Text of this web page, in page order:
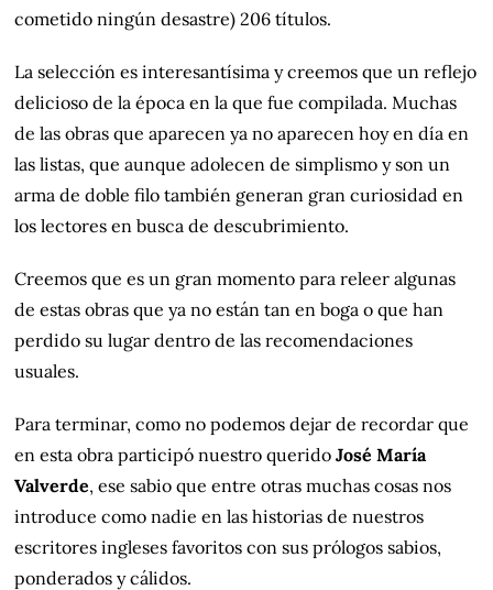
cometido ningún desastre) 206 títulos.
La selección es interesantísima y creemos que un reflejo
delicioso de la época en la que fue compilada. Muchas
de las obras que aparecen ya no aparecen hoy en día en
las listas, que aunque adolecen de simplismo y son un
arma de doble filo también generan gran curiosidad en
los lectores en busca de descubrimiento.
Creemos que es un gran momento para releer algunas
de estas obras que ya no están tan en boga o que han
perdido su lugar dentro de las recomendaciones
usuales.
Para terminar, como no podemos dejar de recordar que
en esta obra participó nuestro queridoJosé María
Valverde, ese sabio que entre otras muchas cosas nos
introduce como nadie en las historias de nuestros
escritores ingleses favoritos con sus prólogos sabios,
ponderados y cálidos.